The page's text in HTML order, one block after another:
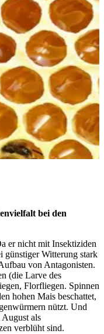
bei den
er nicht mit Insektiziden
günstiger Witterung stark
von Antagonisten.
(die Larve des
Florfliegen. Spinnen
hohen Mais beschattet,
nützt. Und
als
verblüht sind.